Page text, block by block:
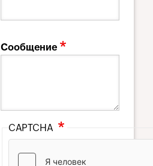
Сообщение
CAPTCHA